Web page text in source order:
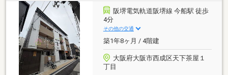
阪堺電気軌道阪堺線 今船駅 徒歩
4分
その他の交通
築1年8ヶ月 / 4階建
大阪府大阪市西成区天下茶屋１
丁目